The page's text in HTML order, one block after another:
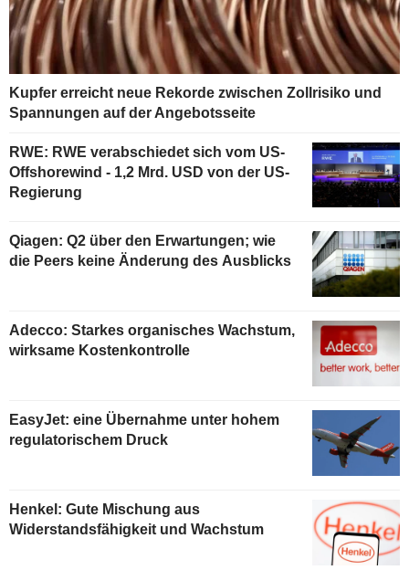
Kupfer erreicht neue Rekorde zwischen Zollrisiko und
Spannungen auf der Angebotsseite
RWE: RWE verabschiedet sich vom US-
Offshorewind - 1,2 Mrd. USD von der US-
Regierung
Qiagen: Q2 über den Erwartungen; wie
die Peers keine Änderung des Ausblicks
Adecco: Starkes organisches Wachstum,
wirksame Kostenkontrolle
EasyJet: eine Übernahme unter hohem
regulatorischem Druck
Henkel: Gute Mischung aus
Widerstandsfähigkeit und Wachstum